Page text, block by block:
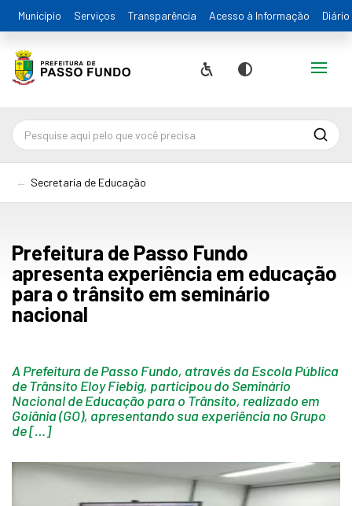
Município Serviços Transparência Acesso à Informação
Acessibilidade
Contraste
Alternar
Secretaria de Educação
Prefeitura de Passo Fundo
apresenta experiência em educação
para o trânsito em seminário
nacional
A Prefeitura de Passo Fundo, através da Escola Pública
de Trânsito Eloy Fiebig, participou do Seminário
Nacional de Educação para o Trânsito, realizado em
Goiânia (GO), apresentando sua experiência no Grupo
de […]